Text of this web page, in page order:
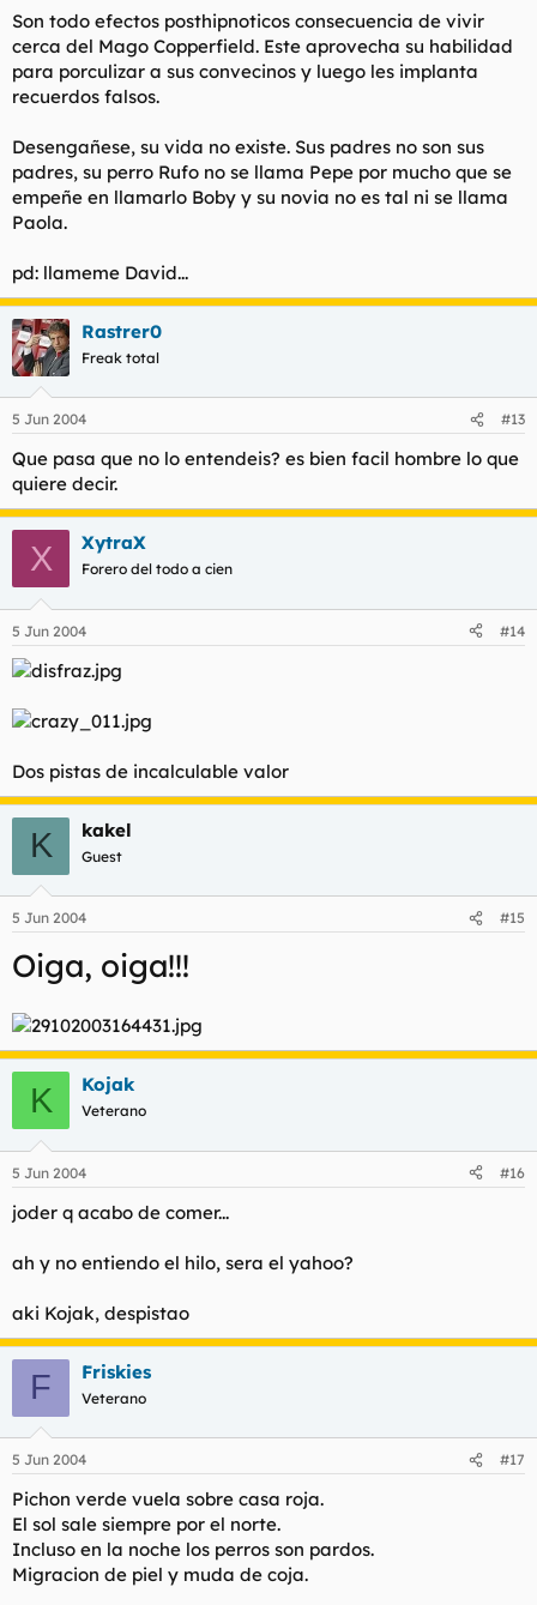
Son todo efectos posthipnoticos consecuencia de vivir
cerca del Mago Copperfield. Este aprovecha su habilidad
para porculizar a sus convecinos y luego les implanta
recuerdos falsos.
Desengañese, su vida no existe. Sus padres no son sus
padres, su perro Rufo no se llama Pepe por mucho que se
empeñe en llamarlo Boby y su novia no es tal ni se llama
Paola.
pd: llameme David...
Rastrer0
Freak total
5 Jun 2004 #13
Que pasa que no lo entendeis? es bien facil hombre lo que
quiere decir.
X XytraX
Forero del todo a cien
5 Jun 2004 #14
Dos pistas de incalculable valor
K kakel
Guest
5 Jun 2004 #15
Oiga, oiga!!!
K Kojak
Veterano
5 Jun 2004 #16
joder q acabo de comer...
ah y no entiendo el hilo, sera el yahoo?
aki Kojak, despistao
F Friskies
Veterano
5 Jun 2004 #17
Pichon verde vuela sobre casa roja.
El sol sale siempre por el norte.
Incluso en la noche los perros son pardos.
Migracion de piel y muda de coja.